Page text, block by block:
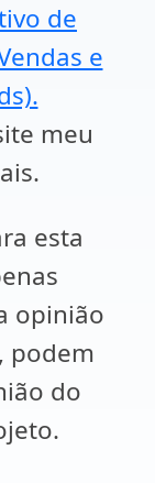
de
e
meu
esta
opinião
podem
do